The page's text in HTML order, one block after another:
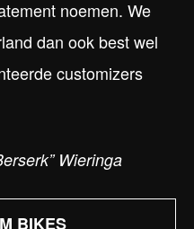
noemen. We
dan ook best wel
customizers
Wieringa
BIKES